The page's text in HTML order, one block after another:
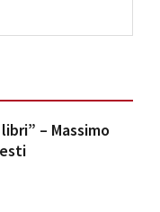
– Massimo